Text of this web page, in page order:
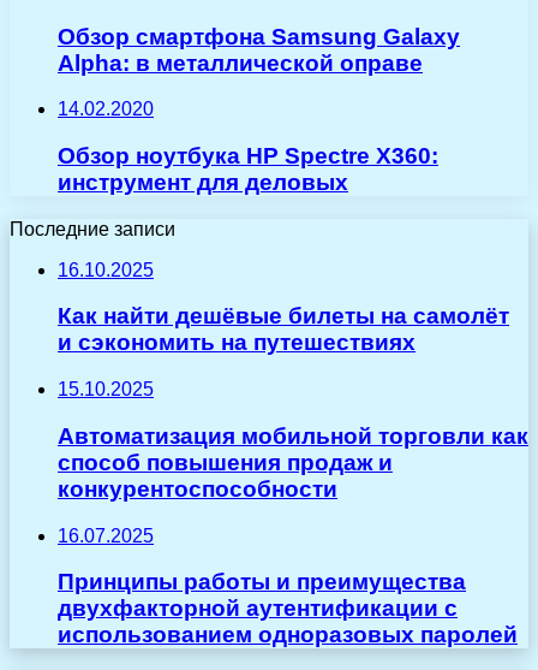
Обзор смартфона Samsung Galaxy
Alpha: в металлической оправе
14.02.2020
Обзор ноутбука HP Spectre X360:
инструмент для деловых
Последние записи
16.10.2025
Как найти дешёвые билеты на самолёт
и сэкономить на путешествиях
15.10.2025
Автоматизация мобильной торговли как
способ повышения продаж и
конкурентоспособности
16.07.2025
Принципы работы и преимущества
двухфакторной аутентификации с
использованием одноразовых паролей